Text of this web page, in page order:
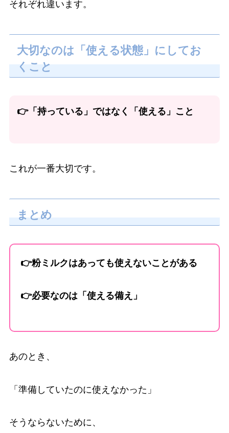
それぞれ違います。
大切なのは「使える状態」にしてお
くこと
👉「持っている」ではなく「使える」こと
これが一番大切です。
まとめ
👉粉ミルクはあっても使えないことがある
👉必要なのは「使える備え」
あのとき、
「準備していたのに使えなかった」
そうならないために、